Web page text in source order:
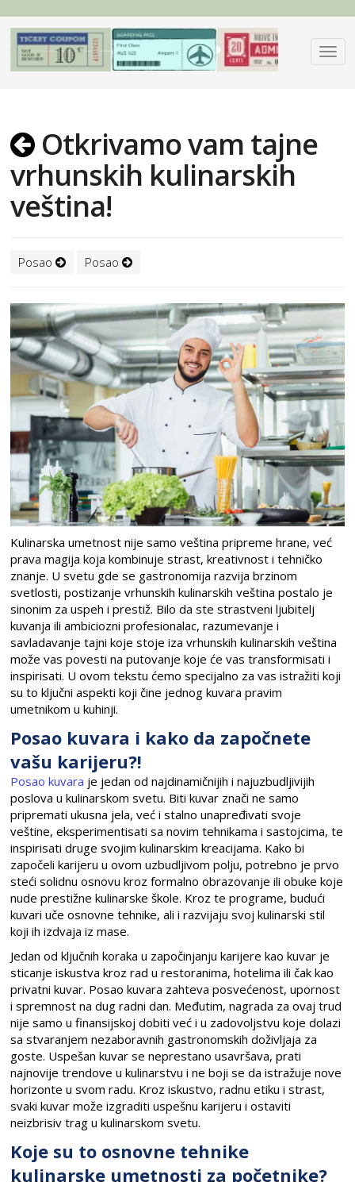
Otkrivamo vam tajne
vrhunskih kulinarskih
veština!
Posao Posao
Kulinarska umetnost nije samo veština pripreme hrane, već
prava magija koja kombinuje strast, kreativnost i tehničko
znanje. U svetu gde se gastronomija razvija brzinom
svetlosti, postizanje vrhunskih kulinarskih veština postalo je
sinonim za uspeh i prestiž. Bilo da ste strastveni ljubitelj
kuvanja ili ambiciozni profesionalac, razumevanje i
savladavanje tajni koje stoje iza vrhunskih kulinarskih veština
može vas povesti na putovanje koje će vas transformisati i
inspirisati. U ovom tekstu ćemo specijalno za vas istražiti koji
su to ključni aspekti koji čine jednog kuvara pravim
umetnikom u kuhinji.
Posao kuvara i kako da započnete
vašu karijeru?!
Posao kuvara je jedan od najdinamičnijih i najuzbudljivijih
poslova u kulinarskom svetu. Biti kuvar znači ne samo
pripremati ukusna jela, već i stalno unapređivati svoje
veštine, eksperimentisati sa novim tehnikama i sastojcima, te
inspirisati druge svojim kulinarskim kreacijama. Kako bi
započeli karijeru u ovom uzbudljivom polju, potrebno je prvo
steći solidnu osnovu kroz formalno obrazovanje ili obuke koje
nude prestižne kulinarske škole. Kroz te programe, budući
kuvari uče osnovne tehnike, ali i razvijaju svoj kulinarski stil
koji ih izdvaja iz mase.
Jedan od ključnih koraka u započinjanju karijere kao kuvar je
sticanje iskustva kroz rad u restoranima, hotelima ili čak kao
privatni kuvar. Posao kuvara zahteva posvećenost, upornost
i spremnost na dug radni dan. Međutim, nagrada za ovaj trud
nije samo u finansijskoj dobiti već i u zadovoljstvu koje dolazi
sa stvaranjem nezaboravnih gastronomskih doživljaja za
goste. Uspešan kuvar se neprestano usavršava, prati
najnovije trendove u kulinarstvu i ne boji se da istražuje nove
horizonte u svom radu. Kroz iskustvo, radnu etiku i strast,
svaki kuvar može izgraditi uspešnu karijeru i ostaviti
neizbrisiv trag u kulinarskom svetu.
Koje su to osnovne tehnike
kulinarske umetnosti za početnike?